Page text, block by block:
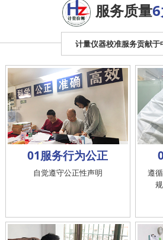
服务质量
计量仪器校准服务贡献于
01服务行为公正
自觉遵守公正性声明
遵